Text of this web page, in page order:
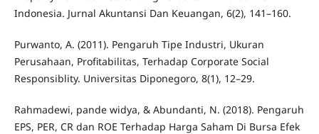
Indonesia. Jurnal Akuntansi Dan Keuangan, 6(2), 141–160.
Purwanto, A. (2011). Pengaruh Tipe Industri, Ukuran
Perusahaan, Profitabilitas, Terhadap Corporate Social
Responsiblity. Universitas Diponegoro, 8(1), 12–29.
Rahmadewi, pande widya, & Abundanti, N. (2018). Pengaruh
EPS, PER, CR dan ROE Terhadap Harga Saham Di Bursa Efek